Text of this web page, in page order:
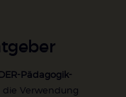
Pädagogik-
Verwendung